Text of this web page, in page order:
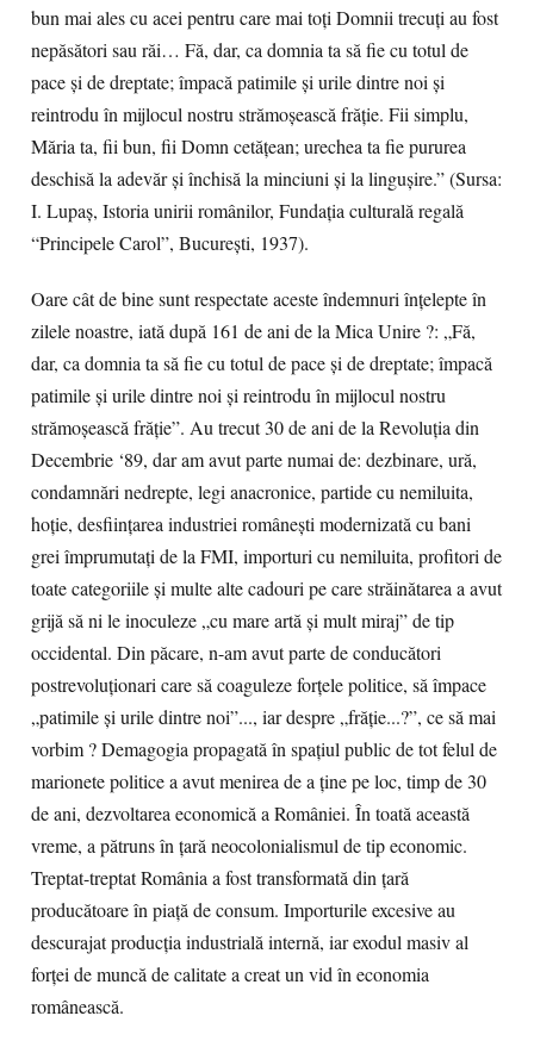
bun mai ales cu acei pentru care mai toţi Domnii trecuţi au fost
nepăsători sau răi… Fă, dar, ca domnia ta să fie cu totul de
pace şi de dreptate; împacă patimile şi urile dintre noi şi
reintrodu în mijlocul nostru strămoşească frăţie. Fii simplu,
Măria ta, fii bun, fii Domn cetăţean; urechea ta fie pururea
deschisă la adevăr şi închisă la minciuni şi la linguşire.” (Sursa:
I. Lupaş, Istoria unirii românilor, Fundaţia culturală regală
“Principele Carol”, Bucureşti, 1937).
Oare cât de bine sunt respectate aceste îndemnuri înțelepte în
zilele noastre, iată după 161 de ani de la Mica Unire ?: „Fă,
dar, ca domnia ta să fie cu totul de pace şi de dreptate; împacă
patimile şi urile dintre noi şi reintrodu în mijlocul nostru
strămoşească frăţie”. Au trecut 30 de ani de la Revoluția din
Decembrie ‘89, dar am avut parte numai de: dezbinare, ură,
condamnări nedrepte, legi anacronice, partide cu nemiluita,
hoție, desființarea industriei românești modernizată cu bani
grei împrumutați de la FMI, importuri cu nemiluita, profitori de
toate categoriile și multe alte cadouri pe care străinătarea a avut
grijă să ni le inoculeze „cu mare artă și mult miraj” de tip
occidental. Din păcare, n-am avut parte de conducători
postrevoluționari care să coaguleze forțele politice, să împace
„patimile și urile dintre noi”..., iar despre „frăție...?”, ce să mai
vorbim ? Demagogia propagată în spațiul public de tot felul de
marionete politice a avut menirea de a ține pe loc, timp de 30
de ani, dezvoltarea economică a României. În toată această
vreme, a pătruns în țară neocolonialismul de tip economic.
Treptat-treptat România a fost transformată din țară
producătoare în piață de consum. Importurile excesive au
descurajat producția industrială internă, iar exodul masiv al
forței de muncă de calitate a creat un vid în economia
românească.